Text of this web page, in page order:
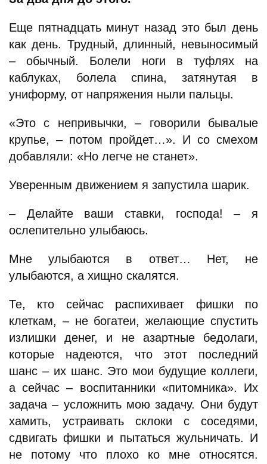
Еще пятнадцать минут назад это был день
как день. Трудный, длинный, невыносимый
– обычный. Болели ноги в туфлях на
каблуках, болела спина, затянутая в
униформу, от напряжения ныли пальцы.
«Это с непривычки, – говорили бывалые
крупье, – потом пройдет…». И со смехом
добавляли: «Но легче не станет».
Уверенным движением я запустила шарик.
– Делайте ваши ставки, господа! – я
ослепительно улыбаюсь.
Мне улыбаются в ответ… Нет, не
улыбаются, а хищно скалятся.
Те, кто сейчас распихивает фишки по
клеткам, – не богатеи, желающие спустить
излишки денег, и не азартные бедолаги,
которые надеются, что этот последний
шанс – их шанс. Это мои будущие коллеги,
а сейчас – воспитанники «питомника». Их
задача – усложнить мою задачу. Они будут
хамить, устраивать склоки с соседями,
сдвигать фишки и пытаться жульничать. И
не потому что плохо ко мне относятся.